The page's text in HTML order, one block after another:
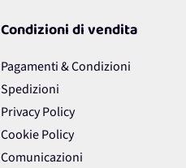
Condizioni di vendita
Pagamenti & Condizioni
Spedizioni
Privacy Policy
Cookie Policy
Comunicazioni